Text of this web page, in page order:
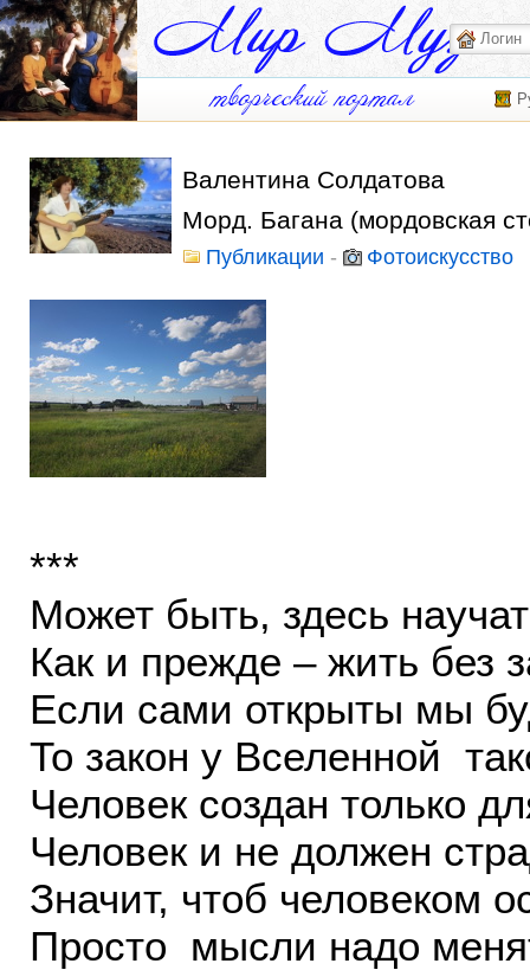
Валентина Солдатова
Морд. Багана (мордовская
Публикации - Фотоискусство
***
Может быть, здесь
Как и прежде – жить без
Если сами открыты мы
То закон у Вселенной
Человек создан только
Человек и не должен
Значит, чтоб человеком
Просто мысли надо